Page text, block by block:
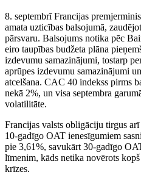
8. septembrī Francijas
amata uzticības balsojumā,
pārsvaru. Balsojums notika pēc
eiro taupības budžeta plāna
izdevumu samazinājumi, tostarp
aprūpes izdevumu samazinājumi
atcelšana. CAC 40 indekss pirms
nekā 2%, un visa septembra
volatilitāte.
Francijas valsts obligāciju tirgus
10-gadīgo OAT ienesīgumiem
pie 3,61%, savukārt 30-gadīgo
līmenim, kāds netika novērots
krīzes.